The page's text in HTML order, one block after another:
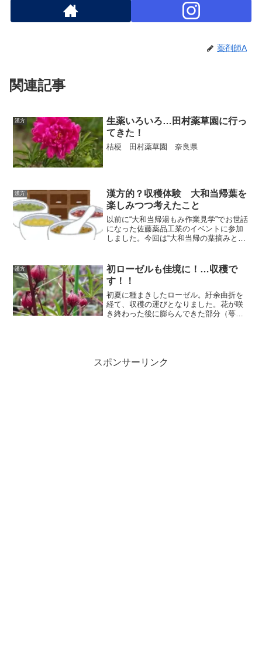
薬剤師A
関連記事
漢方
生薬いろいろ…田村薬草園に行っ
てきた！
桔梗 田村薬草園 奈良県
漢方
漢方的？収穫体験 大和当帰葉を
楽しみつつ考えたこと
以前に“大和当帰湯もみ作業見学”でお世話
になった佐藤薬品工業のイベントに参加
しました。今回は“大和当帰の葉摘みと苗
に、大和芍薬や生姜等の栽培が行われて
います。
漢方
初ローゼルも佳境に！…収穫で
す！！
初夏に種まきしたローゼル。紆余曲折を
経て、収穫の運びとなりました。花が咲
き終わった後に膨らんできた部分（萼）
スポンサーリンク